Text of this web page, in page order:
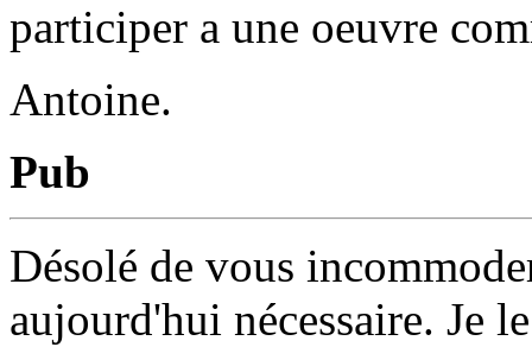
participer a une oeuvre
Antoine.
Pub
Désolé de vous
aujourd'hui nécessaire. Je